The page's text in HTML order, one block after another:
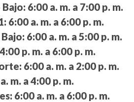
6:00 a. m. a 7:00 p. m.
6:00 a. m. a 6:00 p. m.
6:00 a. m. a 5:00 p. m.
4:00 p. m. a 6:00 p. m.
6:00 a. m. a 2:00 p. m.
m. a 4:00 p. m.
6:00 a. m. a 6:00 p. m.